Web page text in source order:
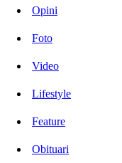
Opini
Foto
Video
Lifestyle
Feature
Obituari